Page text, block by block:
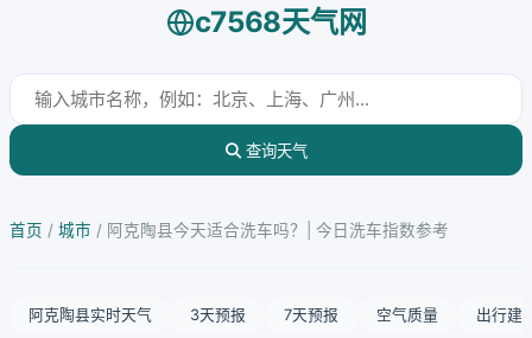
c7568天气网
查询天气
首页 / 城市 / 阿克陶县今天适合洗车吗？| 今日洗车指数参考
阿克陶县实时天气 3天预报 7天预报 空气质量 出行建